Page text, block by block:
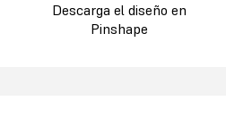
Descarga el diseño en
Pinshape